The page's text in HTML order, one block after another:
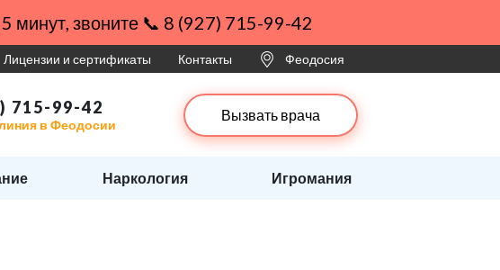
минут, звоните 📞 8 (927) 715-99-42
Лицензии и сертификаты Контакты Феодосия
715-99-42
в Феодосии
Вызвать врача
Наркология Игромания